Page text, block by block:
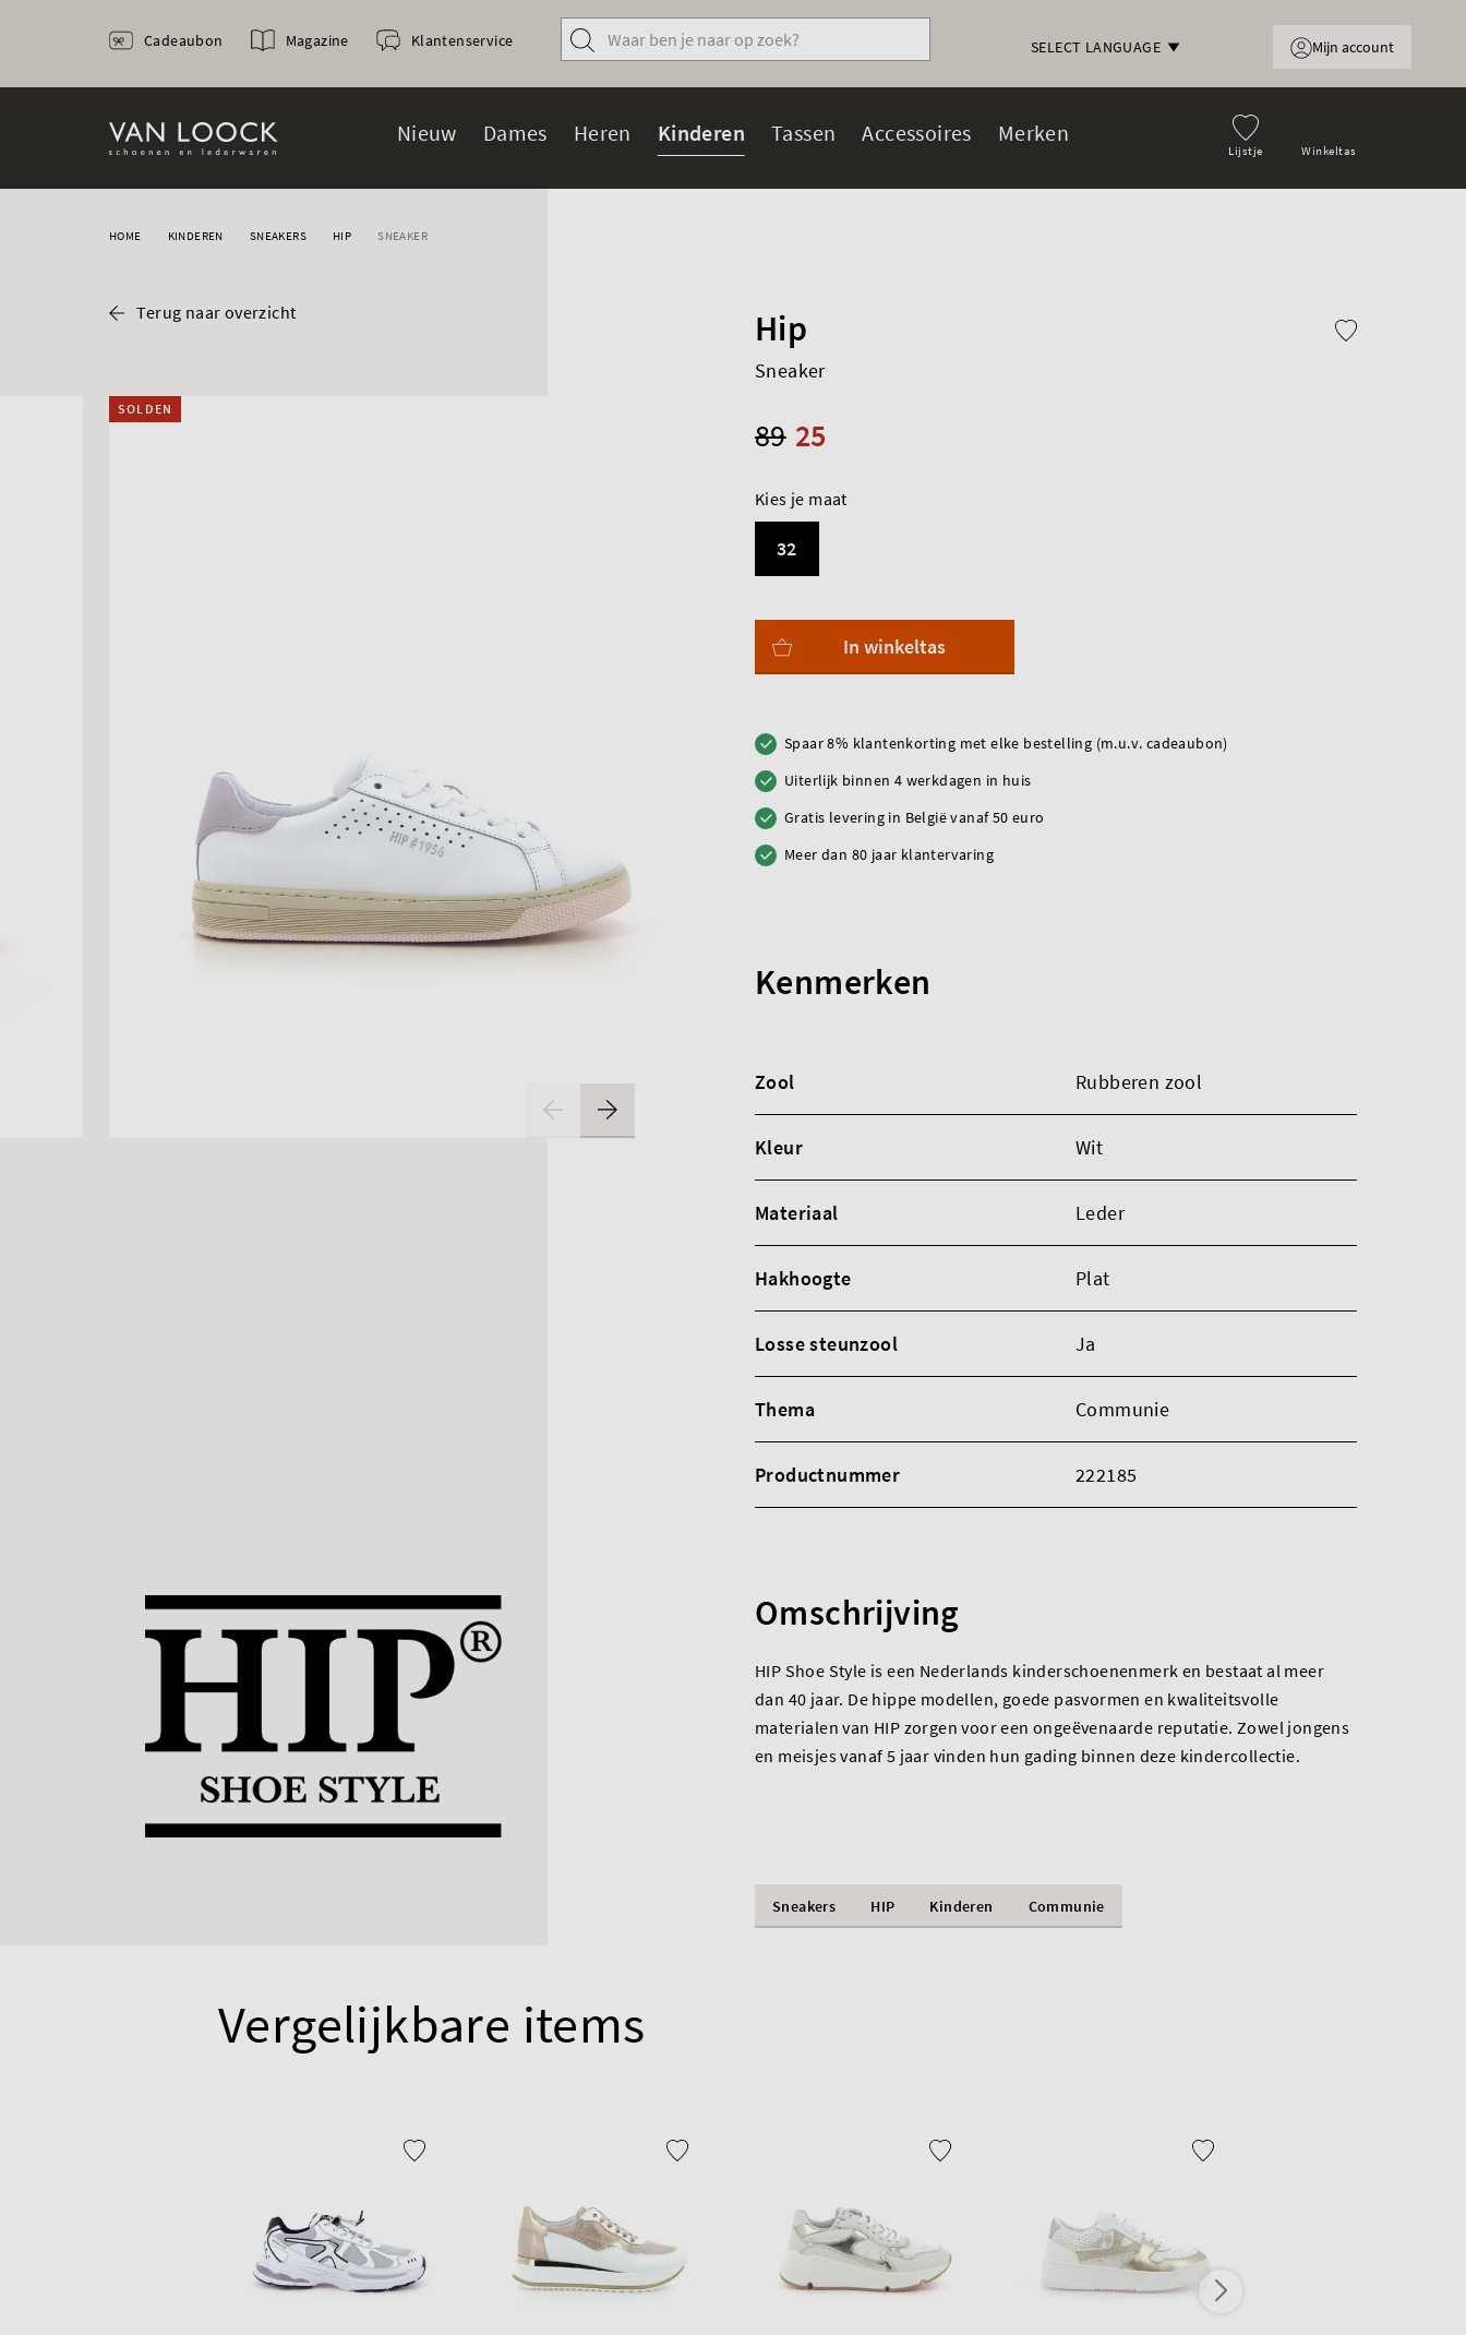
SELECT LANGUAGE
Lijstje Winkeltas
Nieuw Dames Heren Kinderen Tassen Accessoires Merken
Cadeaubon Magazine Klantenservice Mijn account
HOME KINDEREN SNEAKERS HIP SNEAKER
Terug naar overzicht
SOLDEN
Hip
Sneaker
25
89
Kies je maat
32
In winkeltas
Spaar 8% klantenkorting met elke bestelling (m.u.v. cadeaubon)
Uiterlijk binnen 4 werkdagen in huis
Gratis levering in België vanaf 50 euro
Meer dan 80 jaar klantervaring
Kenmerken
Zool Rubberen zool
Kleur Wit
Materiaal Leder
Hakhoogte Plat
Losse steunzool Ja
Thema Communie
Productnummer 222185
Omschrijving
HIP Shoe Style is een Nederlands kinderschoenenmerk en bestaat al meer
dan 40 jaar. De hippe modellen, goede pasvormen en kwaliteitsvolle
materialen van HIP zorgen voor een ongeëvenaarde reputatie. Zowel jongens
en meisjes vanaf 5 jaar vinden hun gading binnen deze kindercollectie.
Sneakers HIP Kinderen Communie
Vergelijkbare items